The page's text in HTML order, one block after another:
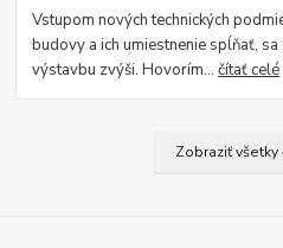
Vstupom nových technických
budovy a ich umiestnenie spĺňať,
výstavbu zvýši. Hovorím...čítať celé
Zobraziť všetky